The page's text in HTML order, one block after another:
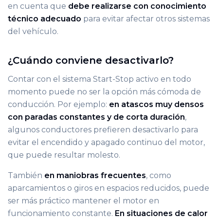
en cuenta que debe realizarse con conocimiento
técnico adecuado para evitar afectar otros sistemas
del vehículo.
¿Cuándo conviene desactivarlo?
Contar con el sistema Start-Stop activo en todo
momento puede no ser la opción más cómoda de
conducción. Por ejemplo: en atascos muy densos
con paradas constantes y de corta duración,
algunos conductores prefieren desactivarlo para
evitar el encendido y apagado continuo del motor,
que puede resultar molesto.
También en maniobras frecuentes, como
aparcamientos o giros en espacios reducidos, puede
ser más práctico mantener el motor en
funcionamiento constante. En situaciones de calor